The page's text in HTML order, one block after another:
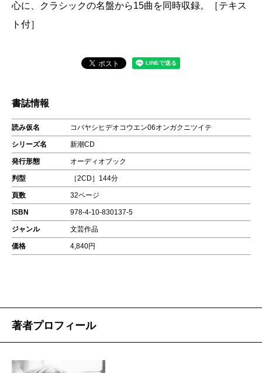
心に、クラシックの名盤から15曲を同時収録。［テキス
ト付］
書誌情報
読み仮名 コバヤシヒデオコウエン06オンガクニツイテ
シリーズ名 新潮CD
発行形態 オーディオブック
判型 ［2CD］144分
頁数 32ページ
ISBN 978-4-10-830137-5
ジャンル 文芸作品
価格 4,840円
著者プロフィール